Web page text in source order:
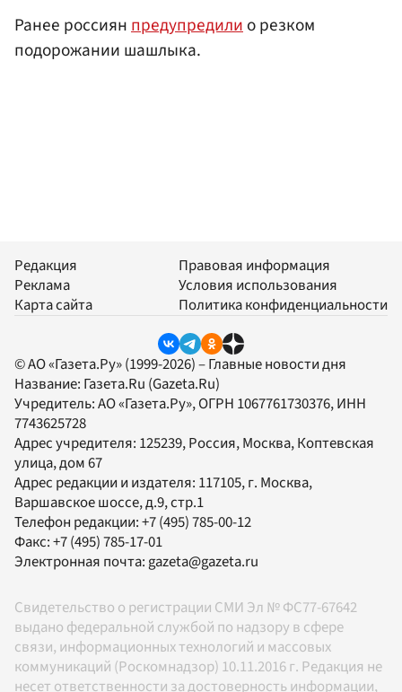
Ранее россиянпредупредилио резком
подорожании шашлыка.
Редакция
Реклама
Карта сайта
Правовая информация
Условия использования
Политика конфиденциальности
© АО «Газета.Ру» (1999-2026) – Главные новости дня
Название: Газета.Ru (Gazeta.Ru)
Учредитель:АО «Газета.Ру», ОГРН 1067761730376, ИНН
7743625728
Адрес учредителя: 125239, Россия, Москва, Коптевская
улица, дом 67
Адрес редакции и издателя: 117105, г. Москва,
Варшавское шоссе, д.9, стр.1
Телефон редакции:+7 (495) 785-00-12
Факс:+7 (495) 785-17-01
Электронная почта: gazeta@gazeta.ru
Свидетельство о регистрации СМИ Эл № ФС77-67642
выдано федеральной службой по надзору в сфере
связи, информационных технологий и массовых
коммуникаций (Роскомнадзор) 10.11.2016 г. Редакция не
несет ответственности за достоверность информации,